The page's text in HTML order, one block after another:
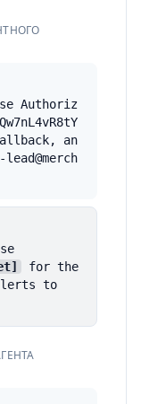
Authoriz
an
for the
to